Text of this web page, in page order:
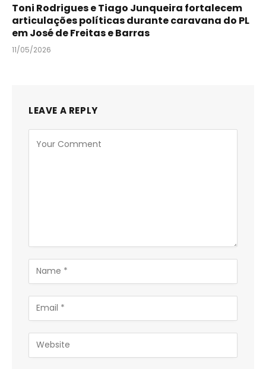
Toni Rodrigues e Tiago Junqueira fortalecem
articulações políticas durante caravana do PL
em José de Freitas e Barras
11/05/2026
LEAVE A REPLY